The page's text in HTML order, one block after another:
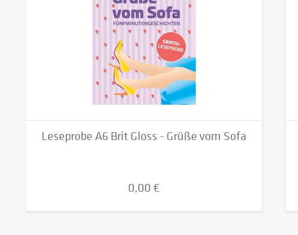
Leseprobe A6 Brit Gloss - Grüße vom Sofa
0,00 €